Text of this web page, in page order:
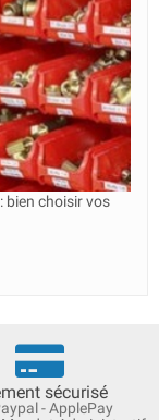
bien choisir vos
sécurisé
- ApplePay